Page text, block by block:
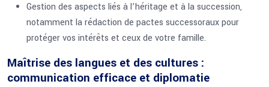
Gestion des aspects liés à l’héritage et à la succession,
notamment la rédaction de pactes successoraux pour
protéger vos intérêts et ceux de votre famille.
Maîtrise des langues et des cultures :
communication efficace et diplomatie